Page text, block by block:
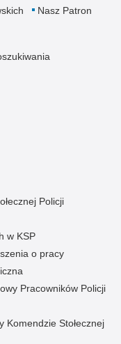
Nasz Patron
Policji
w KSP
o pracy
Pracowników Policji
Komendzie Stołecznej